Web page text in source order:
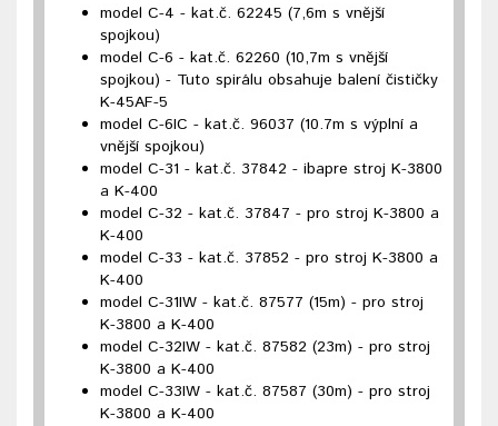
model C-4 - kat.č. 62245 (7,6m s vnější
spojkou)
model C-6 - kat.č. 62260 (10,7m s vnější
spojkou) - Tuto spirálu obsahuje balení čističky
K-45AF-5
model C-6IC - kat.č. 96037 (10.7m s výplní a
vnější spojkou)
model C-31 - kat.č. 37842 - ibapre stroj K-3800
a K-400
model C-32 - kat.č. 37847 - pro stroj K-3800 a
K-400
model C-33 - kat.č. 37852 - pro stroj K-3800 a
K-400
model C-31IW - kat.č. 87577 (15m) - pro stroj
K-3800 a K-400
model C-32IW - kat.č. 87582 (23m) - pro stroj
K-3800 a K-400
model C-33IW - kat.č. 87587 (30m) - pro stroj
K-3800 a K-400